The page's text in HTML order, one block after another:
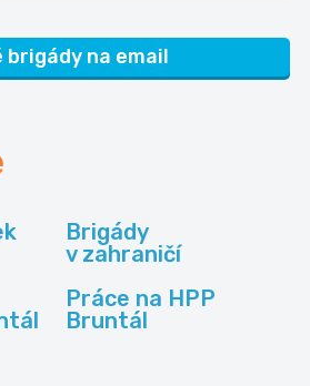
brigády na email
Brigády
v zahraničí
Práce na HPP
Bruntál